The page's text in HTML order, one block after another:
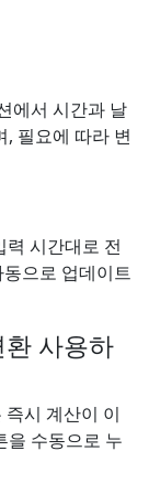
에서 시간과 날
필요에 따라 변
력 시간대로 전
으로 업데이트
사용하
시 계산이 이
을 수동으로 누